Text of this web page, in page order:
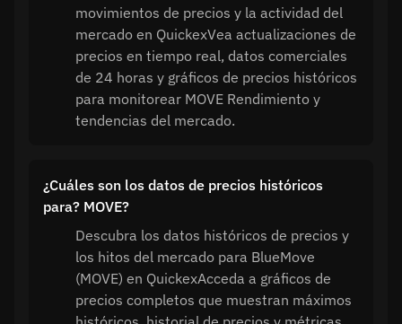
movimientos de precios y la actividad del
mercado en QuickexVea actualizaciones de
precios en tiempo real, datos comerciales
de 24 horas y gráficos de precios históricos
para monitorear MOVE Rendimiento y
tendencias del mercado.
¿Cuáles son los datos de precios históricos
para? MOVE?
Descubra los datos históricos de precios y
los hitos del mercado para BlueMove
(MOVE) en QuickexAcceda a gráficos de
precios completos que muestran máximos